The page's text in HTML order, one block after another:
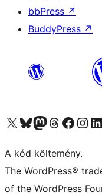
bbPress ↗
BuddyPress ↗
Visit our X (formerly Twitter) account
Visit our Bluesky account
TwitterVisit our Threads account
Facebook
Visit our
A kód költemény.
The WordPress®
of the WordPress